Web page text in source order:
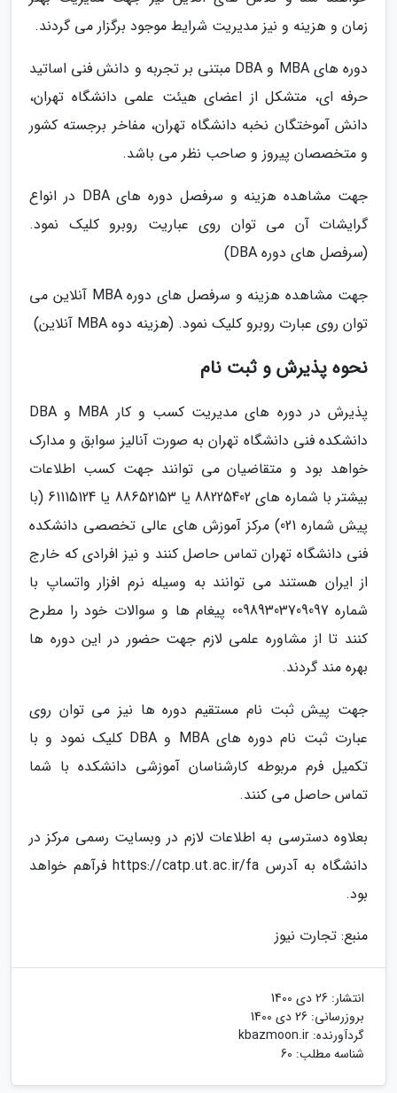
زمان و هزینه و نیز مدیریت شرایط موجود برگزار می گردند.
دوره های MBA و DBA مبتنی بر تجربه و دانش فنی اساتید
حرفه ای، متشکل از اعضای هیئت علمی دانشگاه تهران،
دانش آموختگان نخبه دانشگاه تهران، مفاخر برجسته کشور
و متخصصان پیروز و صاحب نظر می باشد.
جهت مشاهده هزینه و سرفصل دوره های DBA در انواع
گرایشات آن می توان روی عباریت روبرو کلیک نمود.
(سرفصل های دوره DBA)
جهت مشاهده هزینه و سرفصل های دوره MBA آنلاین می
توان روی عبارت روبرو کلیک نمود. (هزینه دوه MBA آنلاین)
نحوه پذیرش و ثبت نام
پذیرش در دوره های مدیریت کسب و کار MBA و DBA
دانشکده فنی دانشگاه تهران به صورت آنالیز سوابق و مدارک
خواهد بود و متقاضیان می توانند جهت کسب اطلاعات
بیشتر با شماره های 88225402 یا 88652153 یا 61115124 (با
پیش شماره 021) مرکز آموزش های عالی تخصصی دانشکده
فنی دانشگاه تهران تماس حاصل کنند و نیز افرادی که خارج
از ایران هستند می توانند به وسیله نرم افزار واتساپ با
شماره 00989303709097 پیغام ها و سوالات خود را مطرح
کنند تا از مشاوره علمی لازم جهت حضور در این دوره ها
بهره مند گردند.
جهت پیش ثبت نام مستقیم دوره ها نیز می توان روی
عبارت ثبت نام دوره های MBA و DBA کلیک نمود و با
تکمیل فرم مربوطه کارشناسان آموزشی دانشکده با شما
تماس حاصل می کنند.
بعلاوه دسترسی به اطلاعات لازم در وبسایت رسمی مرکز در
دانشگاه به آدرس https://catp.ut.ac.ir/fa فرآهم خواهد
بود.
منبع: تجارت نیوز
انتشار: 26 دی 1400
بروزرسانی: 26 دی 1400
گردآورنده: kbazmoon.ir
شناسه مطلب: 60